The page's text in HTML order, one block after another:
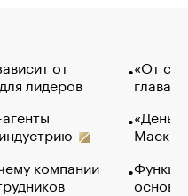
от
лидеров
компании
«От
глава
Маск в
основ